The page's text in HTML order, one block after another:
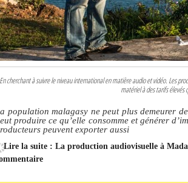
En cherchant à suivre le niveau international en matière audio et vidéo. Les
matériel à des tarifs
population malagasy ne peut plus demeurer
produire ce qu’elle consomme et générer
peuvent exporter aussi
Lire la suite : La production audiovisuelle à